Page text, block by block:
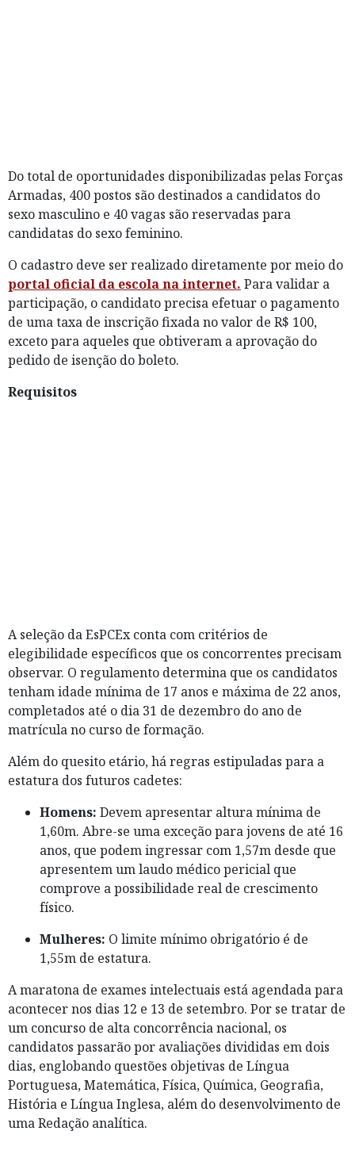
Do total de oportunidades disponibilizadas pelas Forças
Armadas, 400 postos são destinados a candidatos do
sexo masculino e 40 vagas são reservadas para
candidatas do sexo feminino.
O cadastro deve ser realizado diretamente por meio do
portal oficial da escola na internet. Para validar a
participação, o candidato precisa efetuar o pagamento
de uma taxa de inscrição fixada no valor de R$ 100,
exceto para aqueles que obtiveram a aprovação do
pedido de isenção do boleto.
Requisitos
A seleção da EsPCEx conta com critérios de
elegibilidade específicos que os concorrentes precisam
observar. O regulamento determina que os candidatos
tenham idade mínima de 17 anos e máxima de 22 anos,
completados até o dia 31 de dezembro do ano de
matrícula no curso de formação.
Além do quesito etário, há regras estipuladas para a
estatura dos futuros cadetes:
Homens: Devem apresentar altura mínima de
1,60m. Abre-se uma exceção para jovens de até 16
anos, que podem ingressar com 1,57m desde que
apresentem um laudo médico pericial que
comprove a possibilidade real de crescimento
físico.
Mulheres: O limite mínimo obrigatório é de
1,55m de estatura.
A maratona de exames intelectuais está agendada para
acontecer nos dias 12 e 13 de setembro. Por se tratar de
um concurso de alta concorrência nacional, os
candidatos passarão por avaliações divididas em dois
dias, englobando questões objetivas de Língua
Portuguesa, Matemática, Física, Química, Geografia,
História e Língua Inglesa, além do desenvolvimento de
uma Redação analítica.